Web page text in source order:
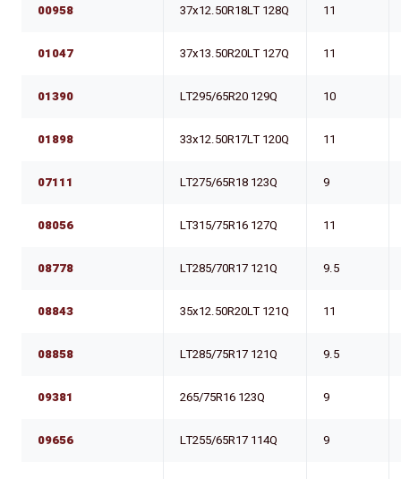
00958 37x12.50R18LT 128Q 11
01047 37x13.50R20LT 127Q 11
01390 LT295/65R20 129Q 10
01898 33x12.50R17LT 120Q 11
07111 LT275/65R18 123Q 9
08056 LT315/75R16 127Q 11
08778 LT285/70R17 121Q 9.5
08843 35x12.50R20LT 121Q 11
08858 LT285/75R17 121Q 9.5
09381 265/75R16 123Q 9
09656 LT255/65R17 114Q 9